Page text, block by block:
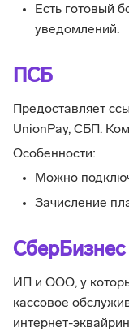
Есть готовый
уведомлений.
ПСБ
Предоставляет
UnionPay, СБП.
Особенности:
Можно
Зачисление
СберБизнес
ИП и ООО, у
кассовое
интернет-